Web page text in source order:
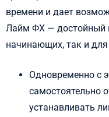
времени и дает
Лайм ФХ — достойный
начинающих, так и
Одновременно с
самостоятельно
устанавливать